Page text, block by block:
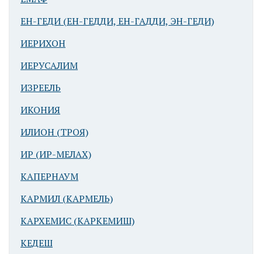
ЕН-ГЕДИ (ЕН-ГЕДДИ, ЕН-ГАДДИ, ЭН-ГЕДИ)
ИЕРИХОН
ИЕРУСАЛИМ
ИЗРЕЕЛЬ
ИКОНИЯ
ИЛИОН (ТРОЯ)
ИР (ИР-МЕЛАХ)
КАПЕРНАУМ
КАРМИЛ (КАРМЕЛЬ)
КАРХЕМИС (КАРКЕМИШ)
КЕДЕШ